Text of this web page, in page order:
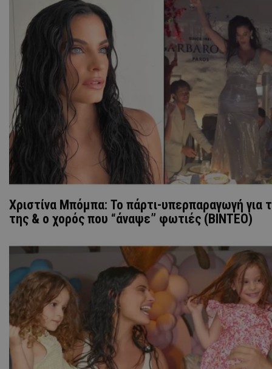
Χριστίνα Μπόμπα: Το πάρτι-υπερπαραγωγή για
της & ο χορός που “άναψε” φωτιές (ΒΙΝΤΕΟ)